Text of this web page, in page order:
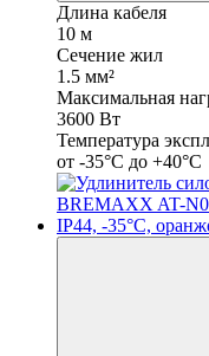
Длина кабеля
10 м
Сечение жил
1.5 мм²
Максимальная
3600 Вт
Температура
от -35°С до +40°С